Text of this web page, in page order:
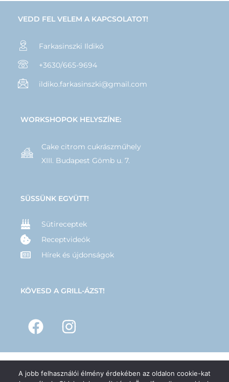
VEDD FEL VELEM A KAPCSOLATOT!
Farkasinszki Ildikó
+3630/665-9694
ildiko.farkasinszki@gmail.com
WORKSHOPOK HELYSZÍNE:
Cake citrom cukrászműhely
XIII. Budapest Gömb u. 7.
SÜSSÜNK EGYÜTT!
Sütireceptek
Receptvideók
Hírek és újdonságok
KÖVESD A GRILL-ÁZST!
© 2025 – GRILL-ÁZS– Minden jog fenntartva | Készítette:Hernyák
A jobb felhasználói élmény érdekében az oldalon cookie-kat